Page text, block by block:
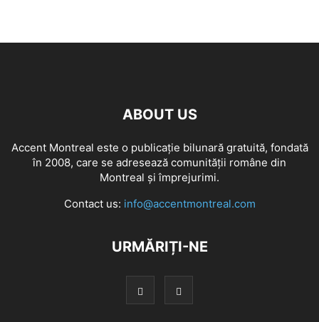
ABOUT US
Accent Montreal este o publicație bilunară gratuită, fondată
în 2008, care se adresează comunităţii române din
Montreal şi împrejurimi.
Contact us: info@accentmontreal.com
URMĂRIȚI-NE